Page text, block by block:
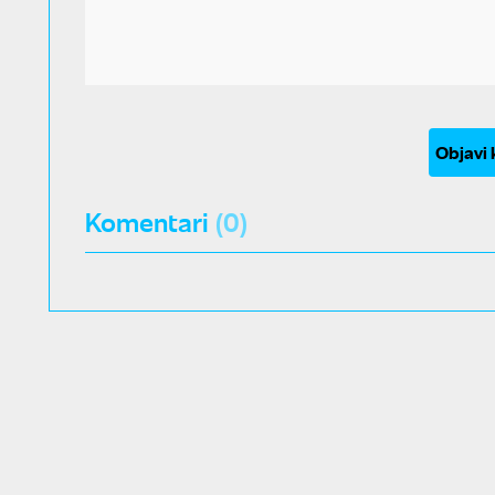
Objavi
Komentari (0)